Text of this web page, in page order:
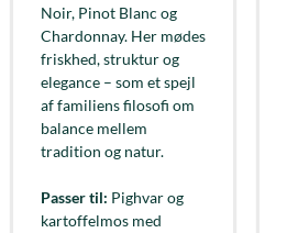
Noir, Pinot Blanc og
Chardonnay. Her mødes
friskhed, struktur og
elegance – som et spejl
af familiens filosofi om
balance mellem
tradition og natur.
Passer til: Pighvar og
kartoffelmos med